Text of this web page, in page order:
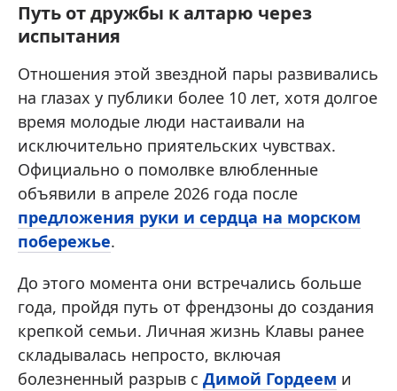
Путь от дружбы к алтарю через
испытания
Отношения этой звездной пары развивались
на глазах у публики более 10 лет, хотя долгое
время молодые люди настаивали на
исключительно приятельских чувствах.
Официально о помолвке влюбленные
объявили в апреле 2026 года после
предложения руки и сердца на морском
побережье.
До этого момента они встречались больше
года, пройдя путь от френдзоны до создания
крепкой семьи. Личная жизнь Клавы ранее
складывалась непросто, включая
болезненный разрыв с Димой Гордеем и